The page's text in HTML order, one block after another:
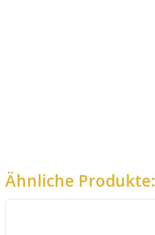
Ähnliche Produkte: